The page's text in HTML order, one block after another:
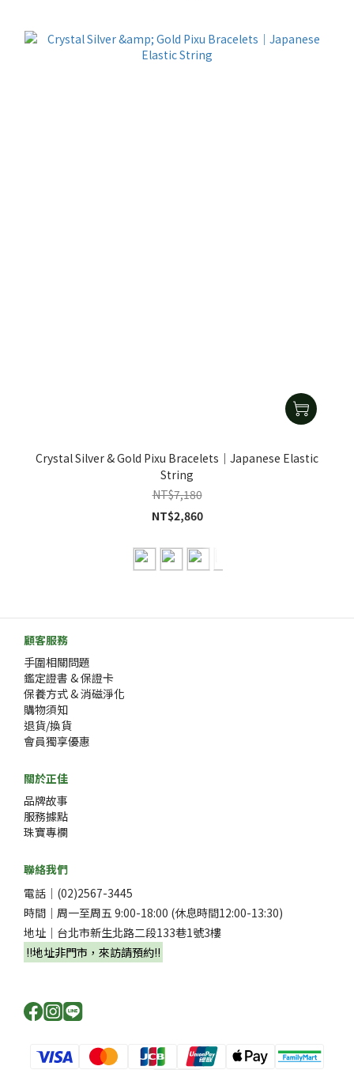
Crystal Silver & Gold Pixu Bracelets｜Japanese Elastic
String
NT$7,180
NT$2,860
顧客服務
手圍相關問題
鑑定證書 & 保證卡
保養方式 & 消磁淨化
購物須知
退貨/換貨
會員獨享優惠
關於正佳
品牌故事
服務據點
珠寶專欄
聯絡我們
電話｜(02)2567-3445
時間｜周一至周五 9:00-18:00 (休息時間12:00-13:30)
地址｜台北市新生北路二段133巷1號3樓
‼️地址非門市，來訪請預約‼️